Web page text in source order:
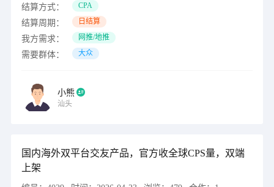
结算方式： CPA
结算周期： 日结算
我方需求： 网推/地推
需要群体： 大众
小熊
汕头
国内海外双平台交友产品，官方收全球CPS量，双端
上架